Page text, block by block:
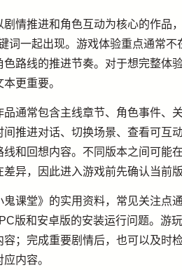
剧情推进和角色互动为核心的作品
词一起出现。游戏体验重点通常
路线的推进节奏。对于想完整体
更重要。
品通常包含主线章节、角色事件、
推进对话、切换场景、查看可互
和回想内容。不同版本之间可能
异，因此进入游戏前先确认当前
课堂》的实用资料，常见关注点
版和安卓版的安装运行问题。游
；完成重要剧情后，也可以及时
内容。